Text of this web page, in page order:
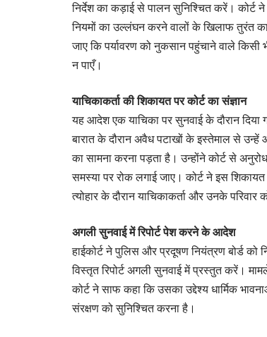
निर्देश का कड़ाई से पालन सुनिश्चित करें। कोर्ट ने
नियमों का उल्लंघन करने वालों के खिलाफ तुरंत
जाए कि पर्यावरण को नुकसान पहुंचाने वाले किसी
न पाएँ।
याचिकाकर्ता की शिकायत पर कोर्ट का संज्ञान
यह आदेश एक याचिका पर सुनवाई के दौरान दिया
बारात के दौरान अवैध पटाखों के इस्तेमाल से उन्हें
का सामना करना पड़ता है। उन्होंने कोर्ट से
समस्या पर रोक लगाई जाए। कोर्ट ने इस
त्योहार के दौरान याचिकाकर्ता और उनके परिवार
अगली सुनवाई में रिपोर्ट पेश करने के आदेश
हाईकोर्ट ने पुलिस और प्रदूषण नियंत्रण बोर्ड को
विस्तृत रिपोर्ट अगली सुनवाई में प्रस्तुत करें।
कोर्ट ने साफ कहा कि उसका उद्देश्य धार्मिक
संरक्षण को सुनिश्चित करना है।